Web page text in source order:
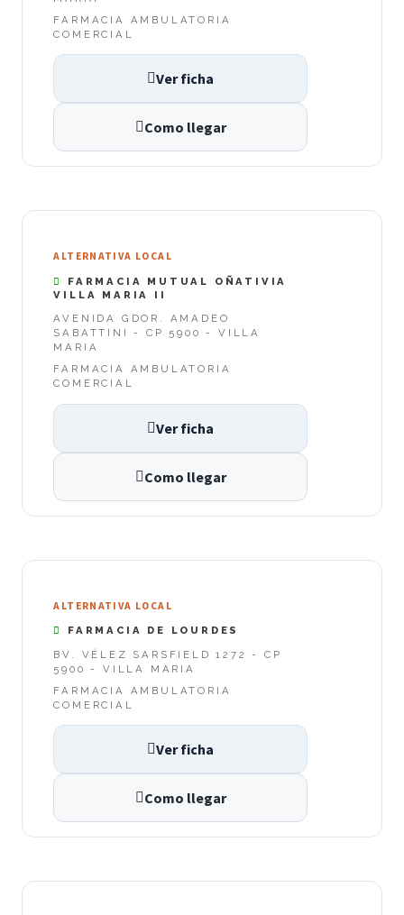
FARMACIA AMBULATORIA
COMERCIAL
Ver ficha
Como llegar
ALTERNATIVA LOCAL
FARMACIA MUTUAL OÑATIVIA
VILLA MARIA II
AVENIDA GDOR. AMADEO
SABATTINI - CP 5900 - VILLA
MARIA
FARMACIA AMBULATORIA
COMERCIAL
Ver ficha
Como llegar
ALTERNATIVA LOCAL
FARMACIA DE LOURDES
BV. VÉLEZ SARSFIELD 1272 - CP
5900 - VILLA MARIA
FARMACIA AMBULATORIA
COMERCIAL
Ver ficha
Como llegar